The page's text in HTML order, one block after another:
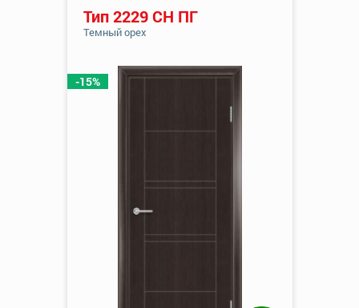
-15%
Тип 2229 СН ПГ
Темный орех